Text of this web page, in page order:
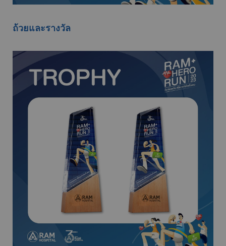
ถ้วยและรางวัล